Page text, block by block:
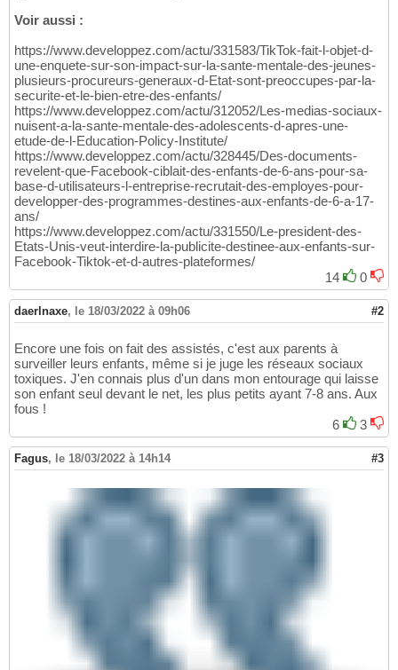
Voir aussi :
https://www.developpez.com/actu/331583/TikTok-fait-l-objet-d-
une-enquete-sur-son-impact-sur-la-sante-mentale-des-jeunes-
plusieurs-procureurs-generaux-d-Etat-sont-preoccupes-par-la-
securite-et-le-bien-etre-des-enfants/
https://www.developpez.com/actu/312052/Les-medias-sociaux-
nuisent-a-la-sante-mentale-des-adolescents-d-apres-une-
etude-de-l-Education-Policy-Institute/
https://www.developpez.com/actu/328445/Des-documents-
revelent-que-Facebook-ciblait-des-enfants-de-6-ans-pour-sa-
base-d-utilisateurs-l-entreprise-recrutait-des-employes-pour-
developper-des-programmes-destines-aux-enfants-de-6-a-17-
ans/
https://www.developpez.com/actu/331550/Le-president-des-
Etats-Unis-veut-interdire-la-publicite-destinee-aux-enfants-sur-
Facebook-Tiktok-et-d-autres-plateformes/
14
0
daerlnaxe, le 18/03/2022 à 09h06 #2
Encore une fois on fait des assistés, c'est aux parents à
surveiller leurs enfants, même si je juge les réseaux sociaux
toxiques. J'en connais plus d'un dans mon entourage qui laisse
son enfant seul devant le net, les plus petits ayant 7-8 ans. Aux
fous !
6
3
Fagus, le 18/03/2022 à 14h14 #3